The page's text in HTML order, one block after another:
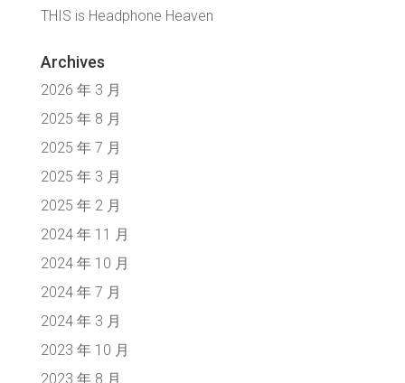
THIS is Headphone Heaven
Archives
2026 年 3 月
2025 年 8 月
2025 年 7 月
2025 年 3 月
2025 年 2 月
2024 年 11 月
2024 年 10 月
2024 年 7 月
2024 年 3 月
2023 年 10 月
2023 年 8 月